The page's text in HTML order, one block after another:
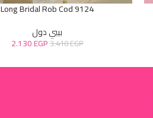
Long Bridal Rob Cod 9124
بيبي دول
3.410EGP
2.130EGP